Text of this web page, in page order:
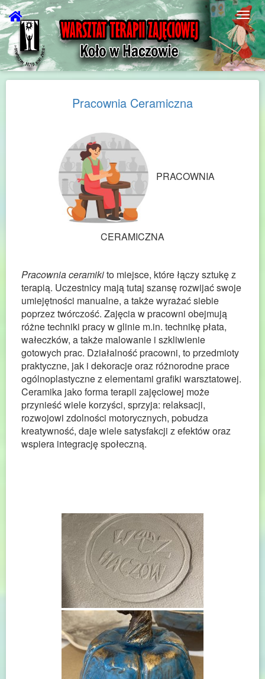
Pracownia Ceramiczna
PRACOWNIA
CERAMICZNA
Pracownia ceramikito miejsce, które łączy sztukę z
terapią. Uczestnicy mają tutaj szansę rozwijać swoje
umiejętności manualne, a także wyrażać siebie
poprzez twórczość. Zajęcia w pracowni obejmują
różne techniki pracy w glinie m.in. technikę płata,
wałeczków, a także malowanie i szkliwienie
gotowych prac. Działalność pracowni, to przedmioty
praktyczne, jak i dekoracje oraz różnorodne prace
ogólnoplastyczne z elementami grafiki warsztatowej.
Ceramika jako forma terapii zajęciowej może
przynieść wiele korzyści, sprzyja: relaksacji,
rozwojowi zdolności motorycznych, pobudza
kreatywność, daje wiele satysfakcji z efektów oraz
wspiera integrację społeczną.